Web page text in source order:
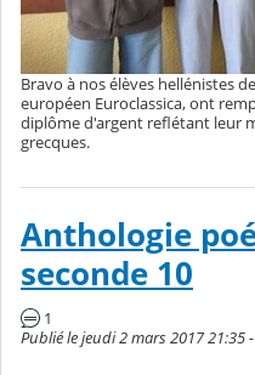
Bravo à nos élèves hellénistes
européen Euroclassica, ont
diplôme d'argent reflétant leur
grecques.
Anthologie
seconde 10
1
Publié le jeudi 2 mars 2017 21:35